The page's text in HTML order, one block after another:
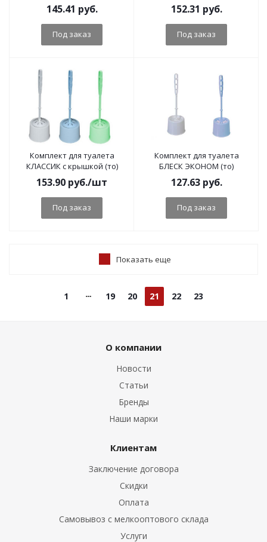
145.41 руб.
Под заказ
152.31 руб.
Под заказ
Комплект для туалета
КЛАССИК с крышкой (то)
153.90 руб./шт
Под заказ
Комплект для туалета
БЛЕСК ЭКОНОМ (то)
127.63руб.
Под заказ
Показать еще
1 19 20 21 22 23
О компании
Новости
Статьи
Бренды
Наши марки
Клиентам
Заключение договора
Скидки
Оплата
Самовывоз с мелкооптового склада
Услуги